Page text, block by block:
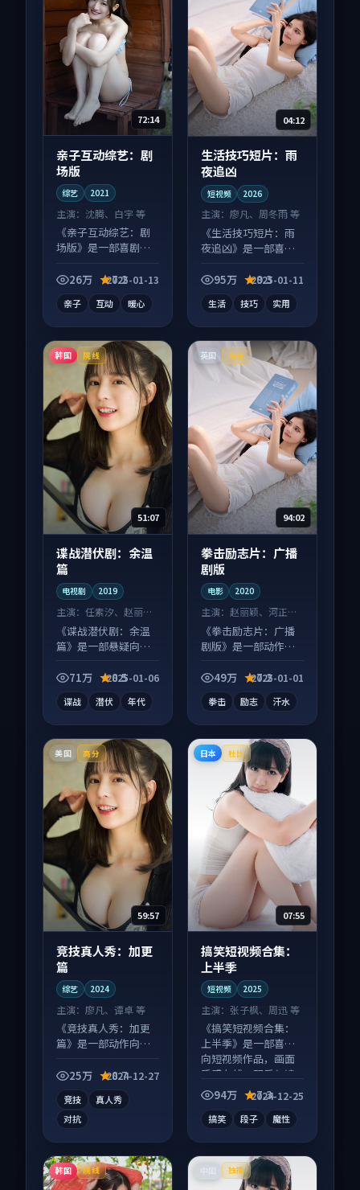
72:14
亲子互动综艺：剧
场版
综艺 2021
主演： 沈腾、白宇 等
《亲子互动综艺：剧
场版》是一部喜剧向
齐全，观感爽快不拖
26万 7.2
2025-01-13
亲子 互动 暖心
04:12
生活技巧短片：雨
夜追凶
短视频 2026
主演：廖凡、周冬雨 等
《生活技巧短片：雨
夜追凶》是一部喜剧
物成长为内核，情感
95万 9.3
2025-01-11
生活 技巧 实用
韩国 院线
51:07
谍战潜伏剧：余温
篇
电视剧 2019
主演： 任素汐、赵丽颖
等
《谍战潜伏剧：余温
篇》是一部悬疑向电
发酵，适合周末一口
71万 8.5
2025-01-06
谍战 潜伏 年代
英国 高分
94:02
拳击励志片：广播
剧版
电影 2020
主演：赵丽颖、河正宇
等
《拳击励志片：广播
剧版》是一部动作向
在线，配乐与镜头配
49万 7.2
2025-01-01
拳击 励志 汗水
美国 高分
59:57
竞技真人秀：加更
篇
综艺 2024
主演： 廖凡、谭卓 等
《竞技真人秀：加更
篇》是一部动作向综
观看，细节更丰富。
25万 8.7
2024-12-27
竞技
真人秀
对抗
日本 杜比
07:55
搞笑短视频合集：
上半季
短视频 2025
主演： 张子枫、周迅 等
《搞笑短视频合集：
上半季》是一部喜剧
向短视频作品，画面
质感在线，配乐与镜
头配合度高。
94万 7.3
2024-12-25
搞笑 段子 魔性
韩国 院线 独播